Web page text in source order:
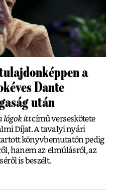
a
Dante
után
lógok ittcímű verseskötete
Díjat. A tavalyi nyári
könyvbemutatón pedig
hanem az elmúlásról, az
is beszélt.